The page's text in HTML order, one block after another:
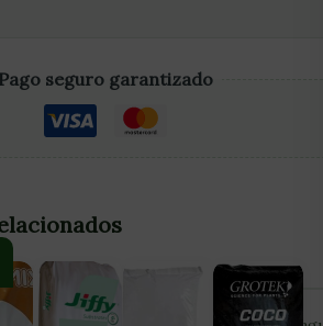
Pago seguro garantizado